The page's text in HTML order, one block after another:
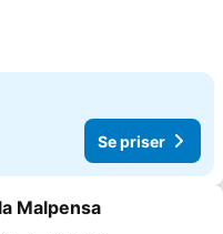
Se priser
til i favoritter
Malpensa